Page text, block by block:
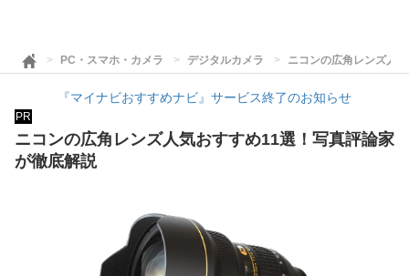
PC・スマホ・カメラ デジタルカメラ ニコンの広角レンズ人
『マイナビおすすめナビ』サービス終了のお知らせ
PR
ニコンの広角レンズ人気おすすめ11選！写真評論家
が徹底解説